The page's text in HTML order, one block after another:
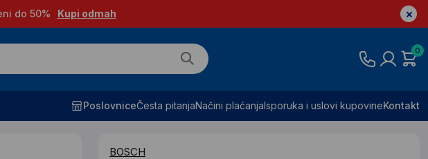
do 50% Kupi odmah
0
PoslovniceČesta pitanjaNačini plaćanjaIsporuka i uslovi kupovineKontakt
BOSCH